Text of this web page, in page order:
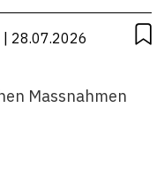
| 28.07.2026